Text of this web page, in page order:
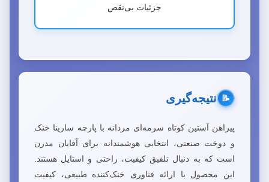
جزئیات بی‌نقص
📝 نتیجه‌گیری
پیراهن آستین کوتاه سرمه‌ای مردانه با پارچه سارینا خنک
و دوخت صنعتی، انتخابی هوشمندانه برای آقایان مدرن
است که به دنبال تلفیق کیفیت، راحتی و استایل هستند.
این محصول با ارائه فناوری خنک‌کننده طبیعی، کیفیت